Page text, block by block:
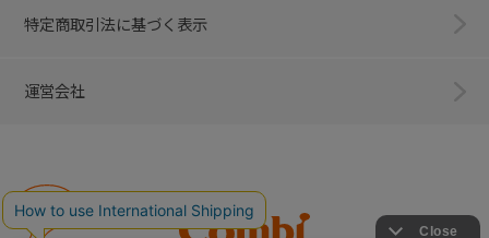
特定商取引法に基づく表示
運営会社